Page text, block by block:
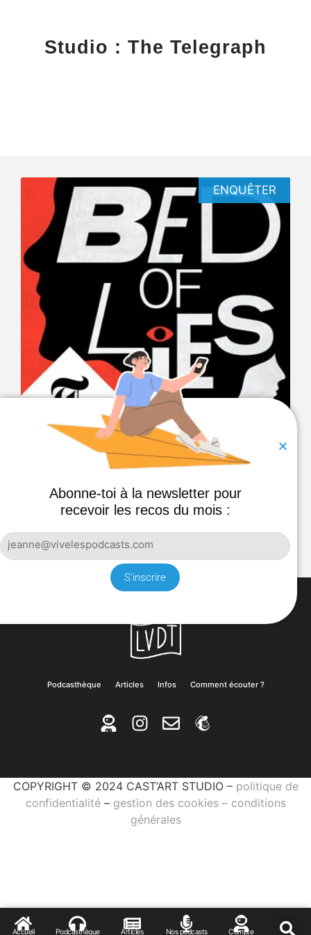
Studio : The Telegraph
ENQUÊTER
BED OF LIES
Des agents secrets infiltrent le lit d’activistes, mais
comment ? Et pourquoi ? Un true crime made in UK.
Podcasthèque Articles Infos Comment écouter ?
COPYRIGHT © 2024 CAST’ART STUDIO – politique de
confidentialité – gestion des cookies– conditions
générales
Accueil Podcasthèque Articles Nos podcasts Compte
Abonne-toi à la newsletter pour
recevoir les recos du mois :
S'inscrire